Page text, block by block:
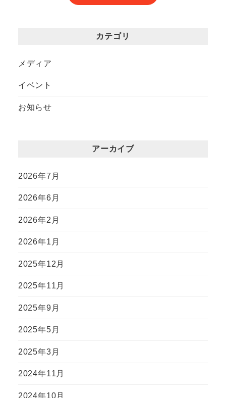
カテゴリ
メディア
イベント
お知らせ
アーカイブ
2026年7月
2026年6月
2026年2月
2026年1月
2025年12月
2025年11月
2025年9月
2025年5月
2025年3月
2024年11月
2024年10月